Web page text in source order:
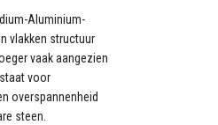
Aluminium-
vlakken structuur
vaak aangezien
voor
overspannenheid
steen.